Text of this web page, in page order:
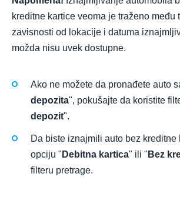
kreditne kartice veoma je traženo među
zavisnosti od lokacije i datuma
možda nisu uvek dostupne.
Ako ne možete da pronađete auto
depozita", pokušajte da koristite
depozit".
Da biste iznajmili auto bez kreditne
opciju " Debitna kartica" ili " Bez
filteru pretrage.